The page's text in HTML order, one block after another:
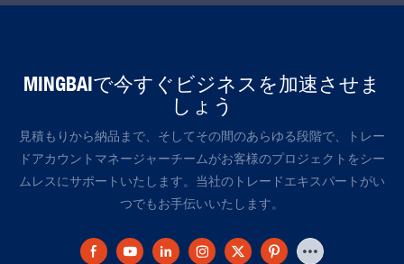
MINGBAIで今すぐビジネスを加速させま
しょう
見積もりから納品まで、そしてその間のあらゆる段階で、トレー
ドアカウントマネージャーチームがお客様のプロジェクトをシー
ムレスにサポートいたします。当社のトレードエキスパートがい
つでもお手伝いいたします。